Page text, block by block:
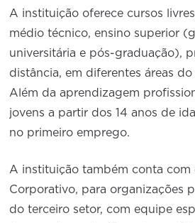
A instituição oferece cursos
médio técnico, ensino superior
universitária e pós-graduação),
distância, em diferentes áreas
Além da aprendizagem
jovens a partir dos 14 anos de
no primeiro emprego.
A instituição também conta
Corporativo, para organizações
do terceiro setor, com equipe